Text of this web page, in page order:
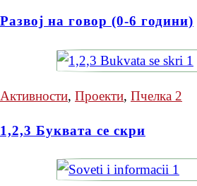
Развој на говор (0-6 години)
Активности, Проекти, Пчелка 2
1,2,3 Буквата се скри